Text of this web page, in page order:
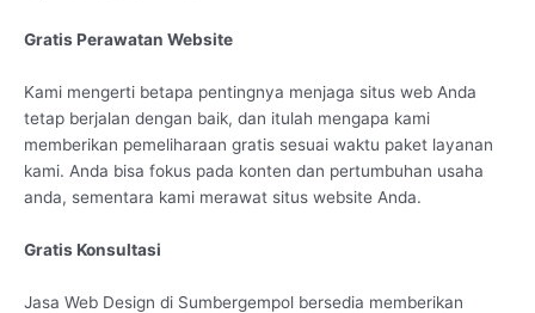
Gratis Perawatan Website
Kami mengerti betapa pentingnya menjaga situs web Anda
tetap berjalan dengan baik, dan itulah mengapa kami
memberikan pemeliharaan gratis sesuai waktu paket layanan
kami. Anda bisa fokus pada konten dan pertumbuhan usaha
anda, sementara kami merawat situs website Anda.
Gratis Konsultasi
Jasa Web Design di Sumbergempol bersedia memberikan